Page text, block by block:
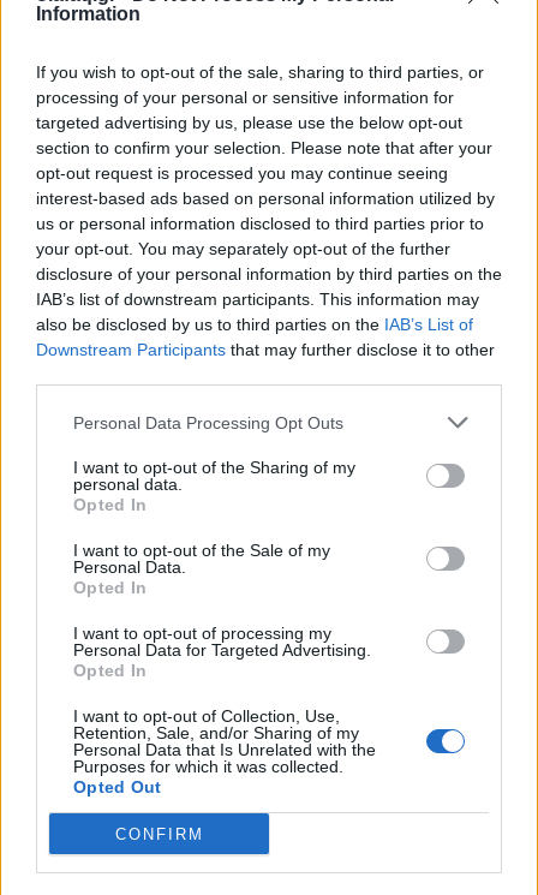
Information
If you wish to opt-out of the sale, sharing to third parties, or
processing of your personal or sensitive information for
targeted advertising by us, please use the below opt-out
section to confirm your selection. Please note that after your
opt-out request is processed you may continue seeing
interest-based ads based on personal information utilized by
us or personal information disclosed to third parties prior to
your opt-out. You may separately opt-out of the further
disclosure of your personal information by third parties on the
IAB’s list of downstream participants. This information may
also be disclosed by us to third parties on the IAB’s List of
Downstream Participants that may further disclose it to other
Personal Data Processing Opt Outs
I want to opt-out of the Sharing of my
personal data.
Opted In
I want to opt-out of the Sale of my
Personal Data.
Opted In
I want to opt-out of processing my
Personal Data for Targeted Advertising.
Opted In
I want to opt-out of Collection, Use,
Retention, Sale, and/or Sharing of my
Personal Data that Is Unrelated with the
Purposes for which it was collected.
Opted Out
CONFIRM
Οι δυο τουςπήγαν στην ανδρική τουαλέτα του
εστιατορίου και ο Ερνεστ του ζήτησε να κατεβάσει το
παντελόνι και το εσώρουχό του.
Κατόπιν, έσκυψε και τσέκαρε από κοντά το πέος του
Φιτζέραλντ και μετά από μερικά δευτερόλεπτα
σιωπής, ο Χέμινγουέι αποφάνθηκε:
«Είσαι απολύτως οκ. Δεν έχεις πρόβλημα
μεγέθους».
«Όντως.Και αν δεν με πιστεύεις, πήγαινε στο
μουσείου του Λούβρου, δες σε προφίλ τα γυμνά
αγάλματα και μετά συνέκρινε τον εαυτό σου στον
καθρέπτη».
Και για κατακλείδα του πέταξε το εξής: